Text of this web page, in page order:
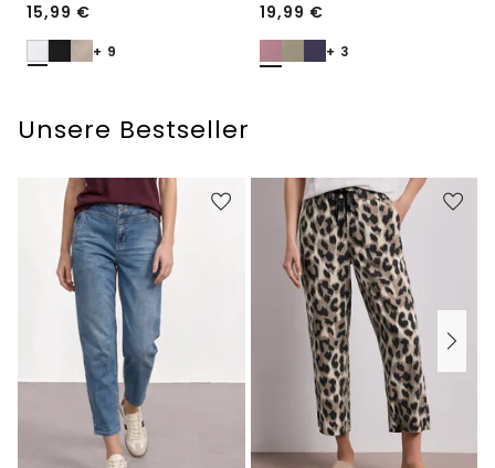
15,99 €
+ 9
19,99 €
+ 3
Unsere Bestseller